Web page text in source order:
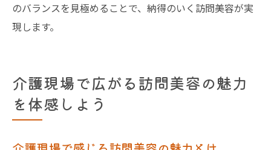
のバランスを見極めることで、納得のいく訪問美容が実
現します。
介護現場で広がる訪問美容の魅力
を体感しよう